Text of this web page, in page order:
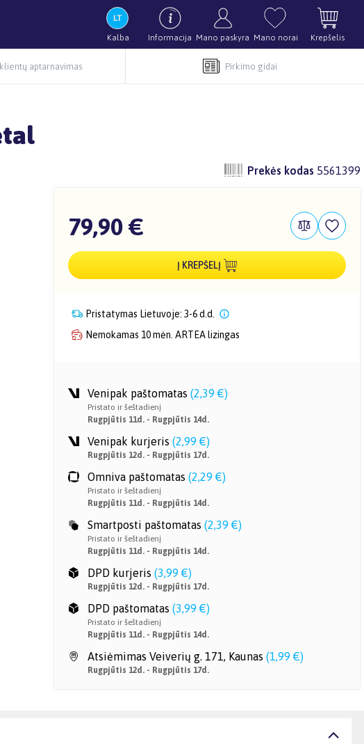
Kalba Informacija Mano paskyra Mano norai Krepšelis
aptarnavimas Pirkimo gidai
Prekės kodas 5561399
79,90 €
Į KREPŠELĮ
Pristatymas Lietuvoje: 3-6 d.d.
Nemokamas 10 mėn. ARTEA lizingas
Venipak paštomatas (2,39 €)
Pristato ir šeštadienį
Rugpjūtis 11d. - Rugpjūtis 14d.
Venipak kurjeris (2,99 €)
Rugpjūtis 12d. - Rugpjūtis 17d.
Omniva paštomatas (2,29 €)
Pristato ir šeštadienį
Rugpjūtis 11d. - Rugpjūtis 14d.
Smartposti paštomatas (2,39 €)
Pristato ir šeštadienį
Rugpjūtis 11d. - Rugpjūtis 14d.
DPD kurjeris (3,99 €)
Rugpjūtis 12d. - Rugpjūtis 17d.
DPD paštomatas (3,99 €)
Pristato ir šeštadienį
Rugpjūtis 11d. - Rugpjūtis 14d.
Atsiėmimas Veiverių g. 171, Kaunas (1,99 €)
Rugpjūtis 12d. - Rugpjūtis 17d.